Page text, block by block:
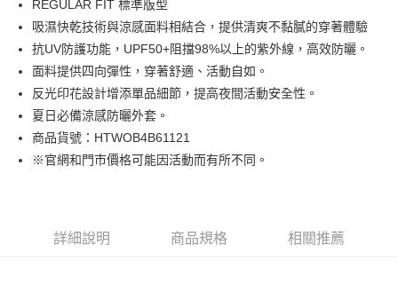
悠遊付
Google Pay
貨到付款
運送方式
付款後7-11取貨
REGULAR FIT 標準版型
吸濕快乾技術與涼感面料相結合，提供清爽不黏膩的穿著體驗
抗UV防護功能，UPF50+阻擋98%以上的紫外線，高效防曬。
面料提供四向彈性，穿著舒適、活動自如。
反光印花設計增添單品細節，提高夜間活動安全性。
夏日必備涼感防曬外套。
商品貨號：HTWOB4B61121
※官網和門市價格可能因活動而有所不同。
詳細說明 商品規格 相關推薦